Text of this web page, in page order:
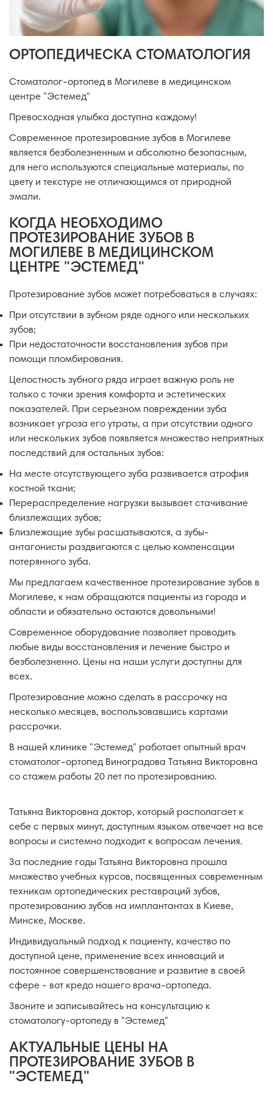
ОРТОПЕДИЧЕСКА СТОМАТОЛОГИЯ
Стоматолог-ортопед в Могилеве в медицинском
центре "Эстемед"
Превосходная улыбка доступна каждому!
Современное протезирование зубов в Могилеве
является безболезненным и абсолютно безопасным,
для него используются специальные материалы, по
цвету и текстуре не отличающимся от природной
эмали.
КОГДА НЕОБХОДИМО
ПРОТЕЗИРОВАНИЕ ЗУБОВ В
МОГИЛЕВЕ В МЕДИЦИНСКОМ
ЦЕНТРЕ "ЭСТЕМЕД"
Протезирование зубов может потребоваться в случаях:
При отсутствии в зубном ряде одного или нескольких
зубов;
При недостаточности восстановления зубов при
помощи пломбирования.
Целостность зубного ряда играет важную роль не
только с точки зрения комфорта и эстетических
показателей. При серьезном повреждении зуба
возникает угроза его утраты, а при отсутствии одного
или нескольких зубов появляется множество неприятных
последствий для остальных зубов:
На месте отсутствующего зуба развивается атрофия
костной ткани;
Перераспределение нагрузки вызывает стачивание
близлежащих зубов;
Близлежащие зубы расшатываются, а зубы-
антагонисты раздвигаются с целью компенсации
потерянного зуба.
Мы предлагаем качественное протезирование зубов в
Могилеве, к нам обращаются пациенты из города и
области и обязательно остаются довольными!
Современное оборудование позволяет проводить
любые виды восстановления и лечение быстро и
безболезненно. Цены на наши услуги доступны для
всех.
Протезирование можно сделать в рассрочку на
несколько месяцев, воспользовавшись картами
рассрочки.
В нашей клинике "Эстемед" работает опытный врач
стоматолог-ортопед Виноградова Татьяна Викторовна
со стажем работы 20 лет по протезированию.
Татьяна Викторовна доктор, который располагает к
себе с первых минут, доступным языком отвечает на все
вопросы и системно подходит к вопросам лечения.
За последние годы Татьяна Викторовна прошла
множество учебных курсов, посвященных современным
техникам ортопедических реставраций зубов,
протезированию зубов на имплантантах в Киеве,
Минске, Москве.
Индивидуальный подход к пациенту, качество по
доступной цене, применение всех инноваций и
постоянное совершенствование и развитие в своей
сфере - вот кредо нашего врача-ортопеда.
Звоните и записывайтесь на консультацию к
стоматологу-ортопеду в "Эстемед"
АКТУАЛЬНЫЕ ЦЕНЫ НА
ПРОТЕЗИРОВАНИЕ ЗУБОВ В
"ЭСТЕМЕД"